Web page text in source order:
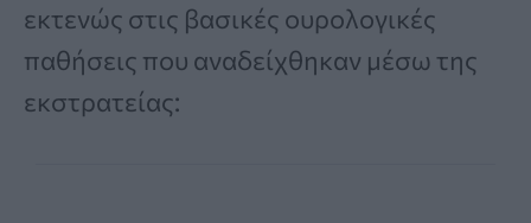
εκτενώς στις βασικές ουρολογικές
παθήσεις που αναδείχθηκαν μέσω της
εκστρατείας: